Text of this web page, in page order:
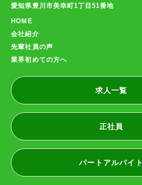
愛知県豊川市美幸町1丁目51番地
HOME
会社紹介
先輩社員の声
業界初めての方へ
求人一覧
正社員
パートアルバイト